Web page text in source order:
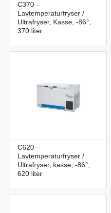
C370 –
Lavtemperaturfryser /
Ultrafryser, Kasse, -86°,
370 liter
C620 –
Lavtemperaturfryser /
Ultrafryser, kasse, -86°,
620 liter